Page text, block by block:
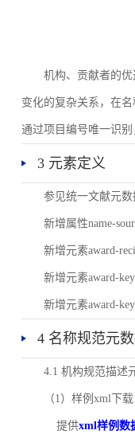
机构、贡献者的
变化的复杂关系，在
通过项目编号唯一识
3 元素定义
参见统一文献元
新增属性name-
新增元素award-
新增元素award-
新增元素award-
4 名称规范元
4.1 机构规范描述
（1）样例xml下载
提供xml样例数